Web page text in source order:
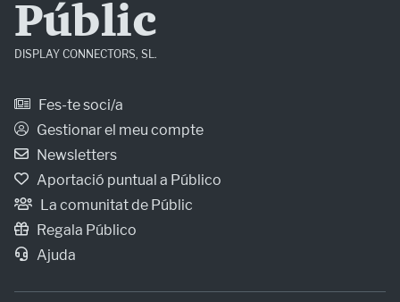
Públic
DISPLAY CONNECTORS, SL.
Fes-te soci/a
Gestionar el meu compte
Newsletters
Aportació puntual a Público
La comunitat de Públic
Regala Público
Ajuda